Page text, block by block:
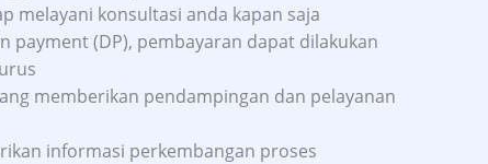
melayani konsultasi anda kapan saja
payment (DP), pembayaran dapat dilakukan
memberikan pendampingan dan pelayanan
informasi perkembangan proses